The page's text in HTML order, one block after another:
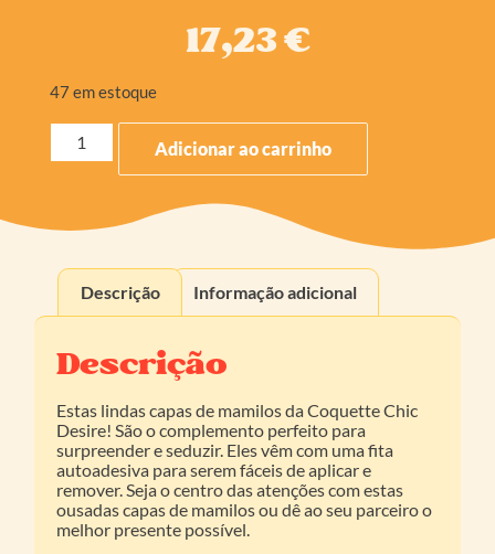
17,23€
47 em estoque
Adicionar ao carrinho
Descrição Informação adicional
Descrição
Estas lindas capas de mamilos da Coquette Chic
Desire! São o complemento perfeito para
surpreender e seduzir. Eles vêm com uma fita
autoadesiva para serem fáceis de aplicar e
remover. Seja o centro das atenções com estas
ousadas capas de mamilos ou dê ao seu parceiro o
melhor presente possível.